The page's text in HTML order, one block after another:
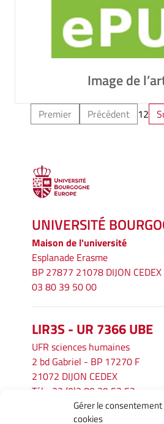
Gérer le
cookies
Image de
Premier Précédent 12
UNIVERSITÉ
Maison de l'université
Esplanade Erasme
BP 27877 21078 DIJON CEDEX
03 80 39 50 00
LIR3S - UR 7366 UBE
UFR sciences humaines
2 bd Gabriel - BP 17270 F
21072 DIJON CEDEX
Tél. : 33 (0)3 80 39 53 52
lir3s@u-bourgogne.fr